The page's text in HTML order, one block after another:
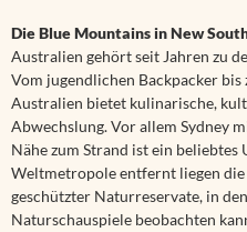
Die Blue Mountains in New
Australien gehört seit Jahren zu
Vom jugendlichen Backpacker
Australien bietet kulinarische,
Abwechslung. Vor allem Sydney
Nähe zum Strand ist ein
Weltmetropole entfernt liegen die
geschützter Naturreservate, in
Naturschauspiele beobachten